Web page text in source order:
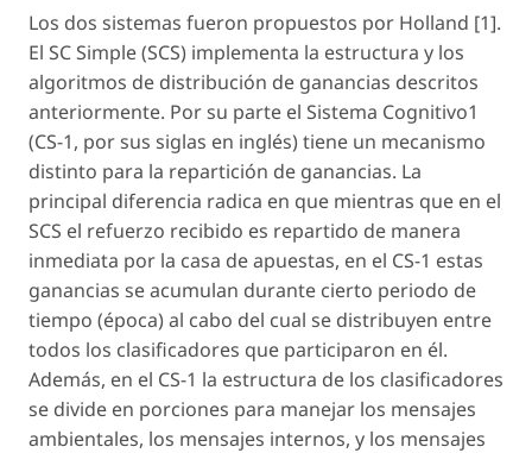
Los dos sistemas fueron propuestos por Holland [1].
El SC Simple (SCS) implementa la estructura y los
algoritmos de distribución de ganancias descritos
anteriormente. Por su parte el Sistema Cognitivo1
(CS-1, por sus siglas en inglés) tiene un mecanismo
distinto para la repartición de ganancias. La
principal diferencia radica en que mientras que en el
SCS el refuerzo recibido es repartido de manera
inmediata por la casa de apuestas, en el CS-1 estas
ganancias se acumulan durante cierto periodo de
tiempo (época) al cabo del cual se distribuyen entre
todos los clasificadores que participaron en él.
Además, en el CS-1 la estructura de los clasificadores
se divide en porciones para manejar los mensajes
ambientales, los mensajes internos, y los mensajes